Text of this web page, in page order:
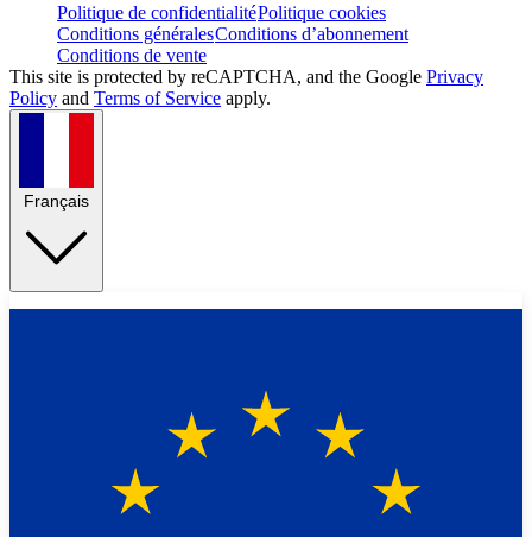
Politique de confidentialitéPolitique cookies
Conditions généralesConditions d’abonnement
Conditions de vente
This site is protected by reCAPTCHA, and the Google Privacy
Policy and Terms of Service apply.
Français